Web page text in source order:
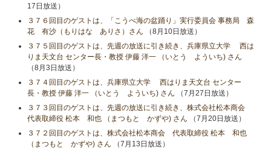
17日放送）
３７６回目のゲストは、「こうべ海の盆踊り」実行委員会 事務局 森
花 有沙（もりはな ありさ）さん （8月10日放送）
３７５回目のゲストは、先週の放送に引き続き、兵庫県立大学 西は
りま天文台 センター長・教授 伊藤 洋一 （いとう よういち) さん
（8月3日放送）
３７４回目のゲストは、兵庫県立大学 西はりま天文台 センター
長・教授 伊藤 洋一 （いとう よういち) さん （7月27日放送）
３７３回目のゲストは、先週の放送に引き続き、株式会社松本商会
代表取締役 松本 和也 （まつもと かずや) さん （7月20日放送）
３７２回目のゲストは、株式会社松本商会 代表取締役 松本 和也
（まつもと かずや) さん （7月13日放送）